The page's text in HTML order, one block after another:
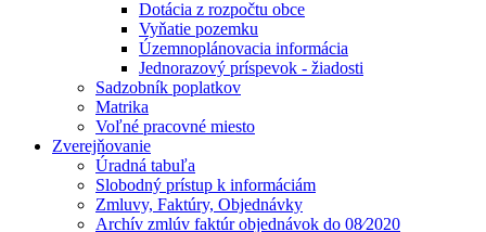
Dotácia z rozpočtu obce
Vyňatie pozemku
Územnoplánovacia informácia
Jednorazový príspevok - žiadosti
Sadzobník poplatkov
Matrika
Voľné pracovné miesto
Zverejňovanie
Úradná tabuľa
Slobodný prístup k informáciám
Zmluvy, Faktúry, Objednávky
Archív zmlúv faktúr objednávok do 08⁄2020